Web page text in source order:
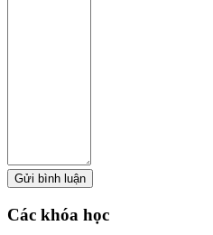
Các khóa học